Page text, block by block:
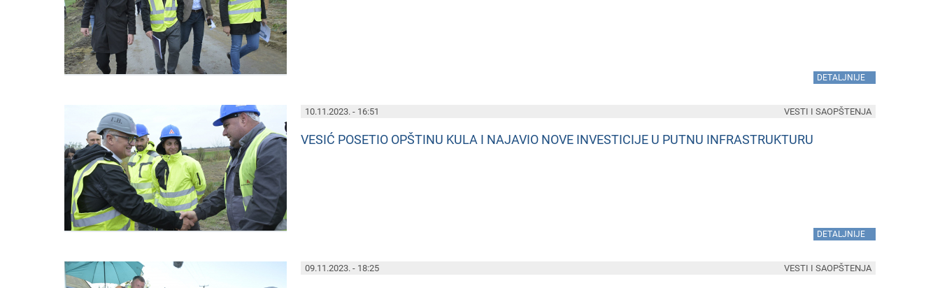
DETALJNIJE
10.11.2023. - 16:51
VESIĆ POSETIO OPŠTINU KULA I NAJAVIO NOVE INVESTICIJE U PUTNU INFRASTRUKTURU
DETALJNIJE
VESTI I SAOPŠTENJA
09.11.2023. - 18:25 VESTI I SAOPŠTENJA